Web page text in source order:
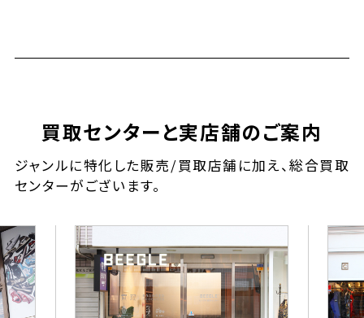
買取センターと実店舗のご案内
ジャンルに特化した販売/買取店舗に加え、総合買取
センターがございます。